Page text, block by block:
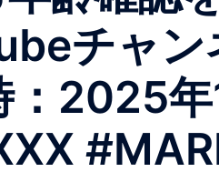
チャ
2025年